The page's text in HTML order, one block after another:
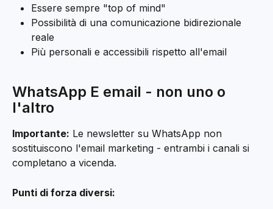
Essere sempre "top of mind"
Possibilità di una comunicazione bidirezionale
reale
Più personali e accessibili rispetto all'email
WhatsApp E email - non uno o
l'altro
Importante: Le newsletter su WhatsApp non
sostituiscono l'email marketing - entrambi i canali si
completano a vicenda.
Punti di forza diversi: